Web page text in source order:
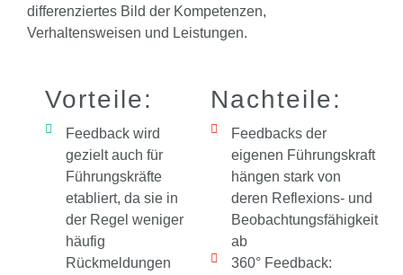
differenziertes Bild der Kompetenzen,
Verhaltensweisen und Leistungen.
Vorteile:
Feedback wird
gezielt auch für
Führungskräfte
etabliert, da sie in
der Regel weniger
häufig
Rückmeldungen
Nachteile:
Feedbacks der
eigenen Führungskraft
hängen stark von
deren Reflexions- und
Beobachtungsfähigkeit
ab
360° Feedback: